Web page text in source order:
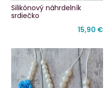
Silikónový náhrdelník
srdiečko
15,90 €